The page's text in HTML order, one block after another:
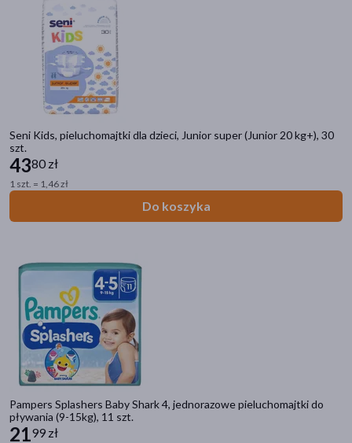
Seni Kids, pieluchomajtki dla dzieci, Junior super (Junior 20 kg+), 30
szt.
4380 zł
1 szt. = 1,46 zł
Do koszyka
Pampers Splashers Baby Shark 4, jednorazowe pieluchomajtki do
pływania (9-15kg), 11 szt.
2199 zł